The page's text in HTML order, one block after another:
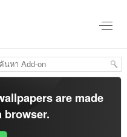
are made
browser.